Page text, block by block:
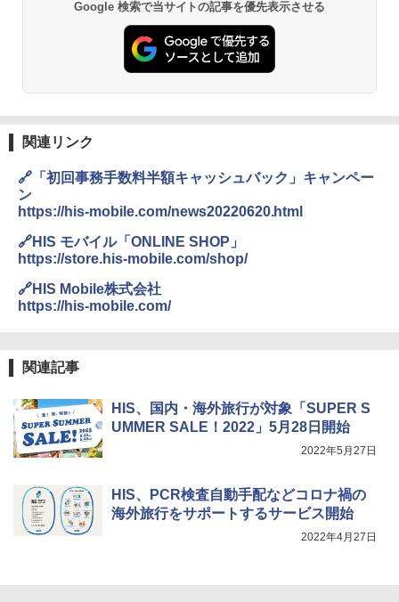
￥2,695
ァキア 2026～2027 地球の歩き方A ヨーロッ
パ
￥2,277
PYKES PEAK (パイクスピーク) 着替えテン
ト プライバシー テント 【中が透けない】 1
人用 折りたたみ 防災グッズ 災害用トイレ ビ
易 トイレテント (ブラック)
ENDLESS BASE 《めざましテレビで紹介》
500002(89232)
￥5,999
[キャンパーズコレクション 山善] 傘みたいに
広げるだけ パッとサッとテント ブラックコ
[キャンパーズコレクション 山善] 傘みたいに
広げるだけ パッとサッとテント キューブワ
ATCW-150B エクルベージュ
【日本企業販売】超強力クマ対策スプレー 30
0ml（連続噴射30秒）110ml（連続噴射15
秒）射程5～10m 安全ロック搭載 携帯収納袋
関の購入実績 登山・キャンプ・アウトドア・
GRANDOOR ステンレス保冷剤 2個セット 2
コンパクト 保冷力長持ち
￥1,180
保護 日光可読lcd 7種類ノズル付き
Google 検索で当サイトの記事を優先表示させる
関連リンク
🔗「初回事務手数料半額キャッシュバック」キャンペー
ン
https://his-mobile.com/news20220620.html
🔗HIS モバイル「ONLINE SHOP」
https://store.his-mobile.com/shop/
🔗HIS Mobile株式会社
https://his-mobile.com/
関連記事
HIS、国内・海外旅行が対象「SUPER S
UMMER SALE！2022」5月28日開始
2022年5月27日
HIS、PCR検査自動手配などコロナ禍の
海外旅行をサポートするサービス開始
2022年4月27日